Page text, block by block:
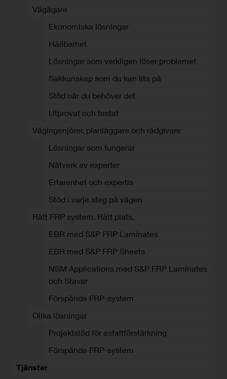
Vägägare
Ekonomiska lösningar
Hållbarhet
Lösningar som verkligen löser problemet
Sakkunskap som du kan lita på
Stöd när du behöver det
Utprovat och testat
Vägingenjörer, planläggare och rådgivare
Lösningar som fungerar
Nätverk av experter
Erfarenhet och expertis
Stöd i varje steg på vägen
Rätt FRP system. Rätt plats.
EBR med S&P FRP Laminates
EBR med S&P FRP Sheets
NSM Applications med S&P FRP Laminates
och Stavar
Förspända FRP-system
Olika lösningar
Projektstöd för asfaltförstärkning
Förspända FRP-system
Tjänster